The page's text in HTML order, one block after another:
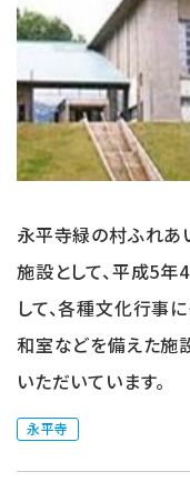
永平寺緑の村ふれあ
施設として、平成5年
して、各種文化行事
和室などを備えた施
いただいています。
永平寺